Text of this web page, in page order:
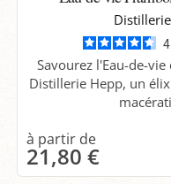
Savourez l'Eau-de-
Distillerie Hepp, un
21,80 €